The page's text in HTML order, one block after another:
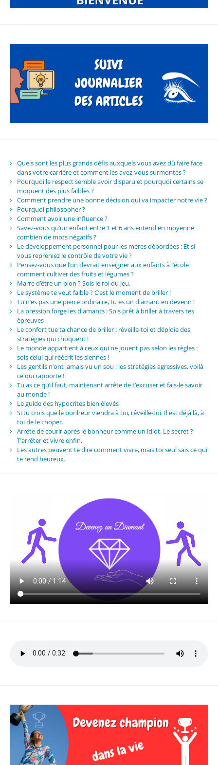
Quels sont les plus grands défis auxquels vous avez dû faire face
dans votre carrière et comment les avez-vous surmontés ?
Pourquoi le respect semble avoir disparu et pourquoi certains se
moquent des plus faibles ?
Comment prendre une bonne décision qui va impacter notre vie ?
Pourquoi philosopher ?
Comment avoir une influence ?
Savez-vous qu’un enfant entre 1 et 6 ans entend en moyenne
combien de mots négatifs ?
Le développement personnel pour les mères débordées : Et si
vous repreniez le contrôle de votre vie ?
Pensez-vous que l’on devrait enseigner aux enfants à l’école
comment cultiver des fruits et légumes ?
Marre d’être un pion ? Sois le roi du jeu.
Le système te veut faible ? C’est le moment de briller !
Tu n’es pas une pierre ordinaire, tu es un diamant en devenir !
La pression forge les diamants : Sois prêt à briller à travers tes
épreuves
Le confort tue ta chance de briller : réveille-toi et déploie des
stratégies qui choquent !
Le monde appartient à ceux qui ne jouent pas selon les règles :
sois celui qui réécrit les siennes !
Les gentils n’ont jamais vu un sou : les stratégies agressives, voilà
ce qui rapporte !
Tu as ce qu’il faut, maintenant arrête de t’excuser et fais-le savoir
au monde !
Le guide des hypocrites bien élevés
Si tu crois que le bonheur viendra à toi, réveille-toi. Il est déjà là, à
toi de le choper.
Arrête de courir après le bonheur comme un idiot. Le secret ?
T’arrêter et vivre enfin.
Les autres peuvent te dire comment vivre, mais toi seul sais ce qui
te rend heureux.